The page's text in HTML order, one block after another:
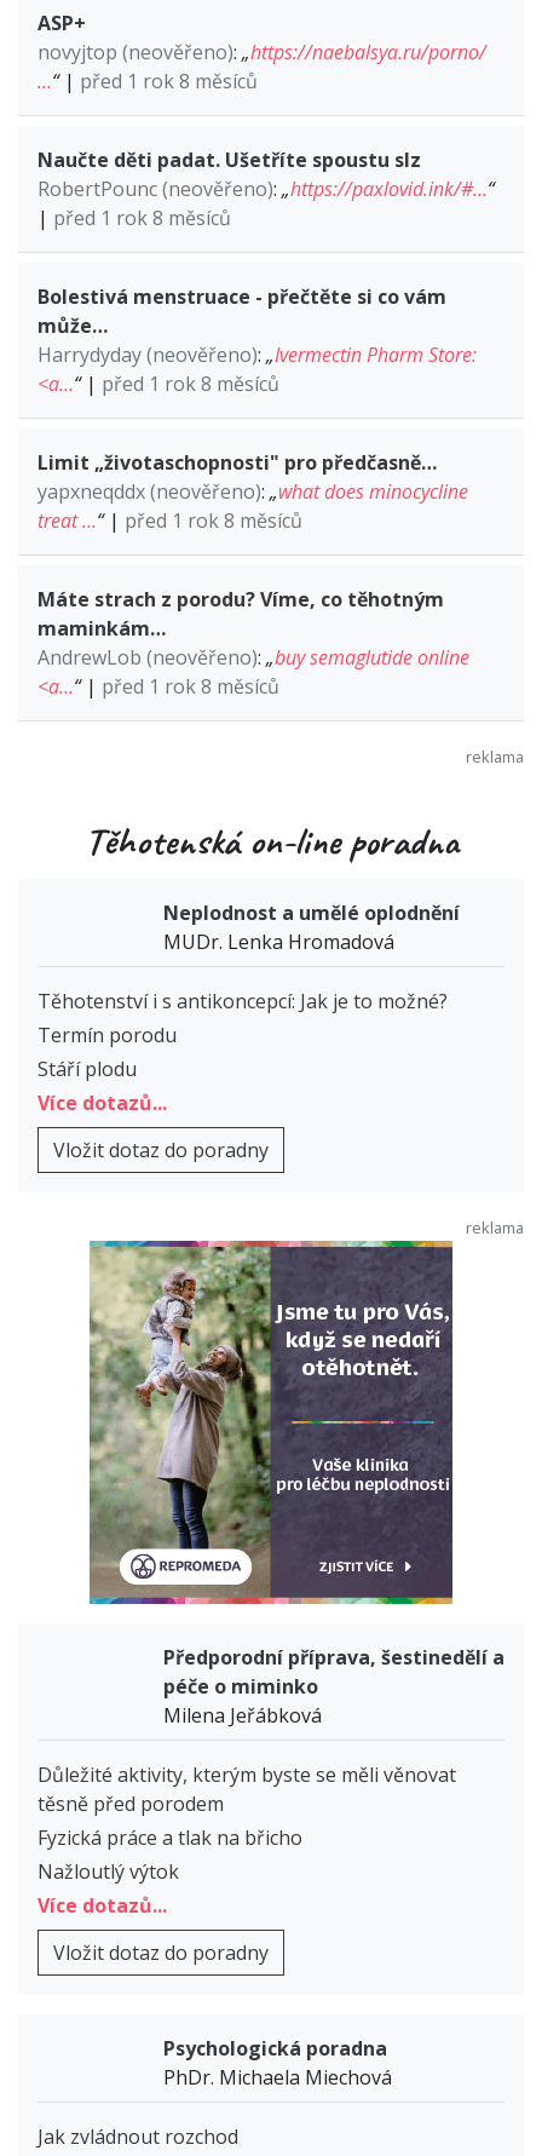
ASP+
novyjtop (neověřeno): „https://naebalsya.ru/porno/
…“| před 1 rok 8 měsíců
Naučte děti padat. Ušetříte spoustu slz
RobertPounc (neověřeno): „https://paxlovid.ink/#…“
| před 1 rok 8 měsíců
Bolestivá menstruace - přečtěte si co vám
může…
Harrydyday (neověřeno): „Ivermectin Pharm Store:
<a…“| před 1 rok 8 měsíců
Limit „životaschopnosti" pro předčasně…
yapxneqddx (neověřeno): „what does minocycline
treat …“| před 1 rok 8 měsíců
Máte strach z porodu? Víme, co těhotným
maminkám…
AndrewLob (neověřeno): „buy semaglutide online
<a…“| před 1 rok 8 měsíců
Těhotenská on-line poradna
Neplodnost a umělé oplodnění
MUDr. Lenka Hromadová
Těhotenství i s antikoncepcí: Jak je to možné?
Termín porodu
Stáří plodu
Více dotazů...
Vložit dotaz do poradny
Předporodní příprava, šestinedělí a
péče o miminko
Milena Jeřábková
Důležité aktivity, kterým byste se měli věnovat
těsně před porodem
Fyzická práce a tlak na břicho
Nažloutlý výtok
Více dotazů...
Vložit dotaz do poradny
Psychologická poradna
PhDr. Michaela Miechová
Jak zvládnout rozchod